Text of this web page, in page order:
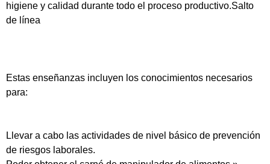
higiene y calidad durante todo el proceso productivo.Salto
de línea
Estas enseñanzas incluyen los conocimientos necesarios
para:
Llevar a cabo las actividades de nivel básico de prevención
de riesgos laborales.